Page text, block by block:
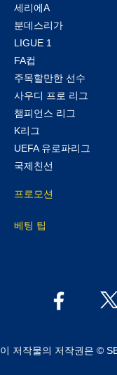
세리에A
분데스리가
LIGUE 1
FA컵
주목할만한 선수
사우디 프로 리그
챔피언스 리그
K리그
UEFA 유로파리그
국제친선
프로모션
베팅 팁
이 저작물의 저작권은 ©